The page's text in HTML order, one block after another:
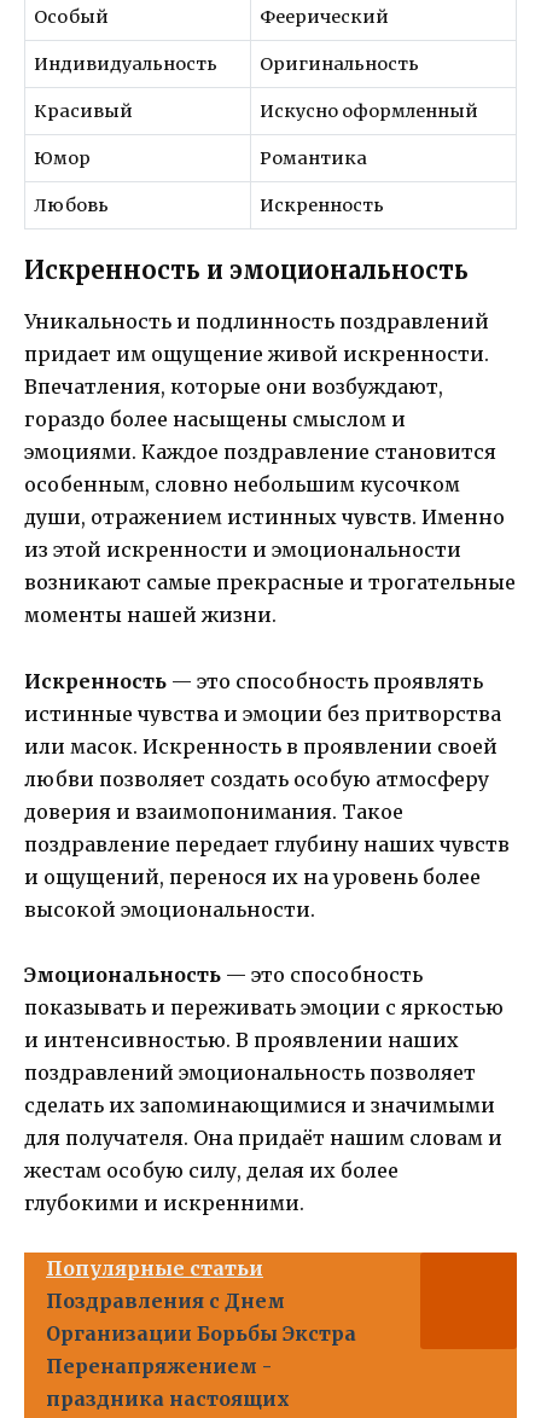
Особый Феерический
Индивидуальность Оригинальность
Красивый Искусно оформленный
Юмор Романтика
Любовь Искренность
Искренность и эмоциональность
Уникальность и подлинность поздравлений
придает им ощущение живой искренности.
Впечатления, которые они возбуждают,
гораздо более насыщены смыслом и
эмоциями. Каждое поздравление становится
особенным, словно небольшим кусочком
души, отражением истинных чувств. Именно
из этой искренности и эмоциональности
возникают самые прекрасные и трогательные
моменты нашей жизни.
Искренность — это способность проявлять
истинные чувства и эмоции без притворства
или масок. Искренность в проявлении своей
любви позволяет создать особую атмосферу
доверия и взаимопонимания. Такое
поздравление передает глубину наших чувств
и ощущений, перенося их на уровень более
высокой эмоциональности.
Эмоциональность — это способность
показывать и переживать эмоции с яркостью
и интенсивностью. В проявлении наших
поздравлений эмоциональность позволяет
сделать их запоминающимися и значимыми
для получателя. Она придаёт нашим словам и
жестам особую силу, делая их более
глубокими и искренними.
Популярные статьи
Поздравления с Днем
Организации Борьбы Экстра
Перенапряжением -
праздника настоящих